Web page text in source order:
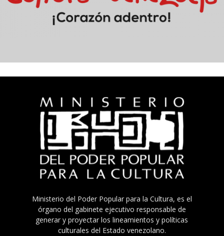
Ministerio del Poder Popular para la Cultura, es el
órgano del gabinete ejecutivo responsable de
generar y proyectar los lineamientos y políticas
culturales del Estado venezolano.